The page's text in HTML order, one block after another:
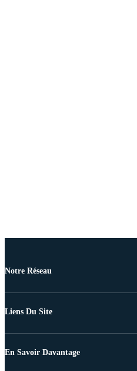
Notre Réseau
Liens Du Site
En Savoir Davantage